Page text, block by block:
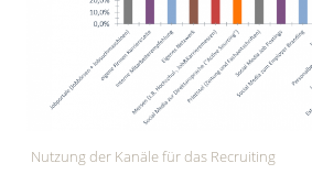
Nutzung der Kanäle für das Recruiting